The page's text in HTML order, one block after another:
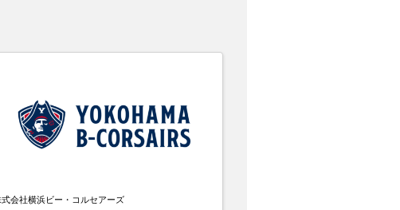
会社横浜ビー・コルセアーズ